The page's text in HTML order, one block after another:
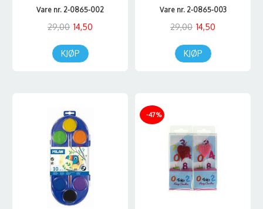
Vare nr. 2-0865-002
29,00 14,50
KJØP
Vare nr. 2-0865-003
29,00 14,50
KJØP
-47%